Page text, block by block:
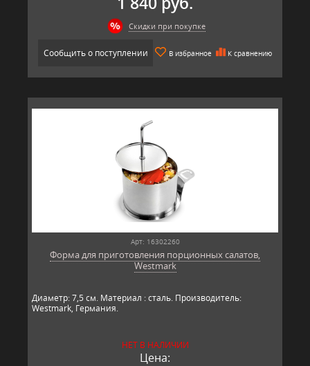
Скидки при покупке
Сообщить о поступлении В избранное К сравнению
Арт: 16302260
Форма для приготовления порционных салатов,
Westmark
Диаметр: 7,5 см. Материал : сталь. Производитель:
Westmark, Германия.​​
НЕТ В НАЛИЧИИ
Цена: